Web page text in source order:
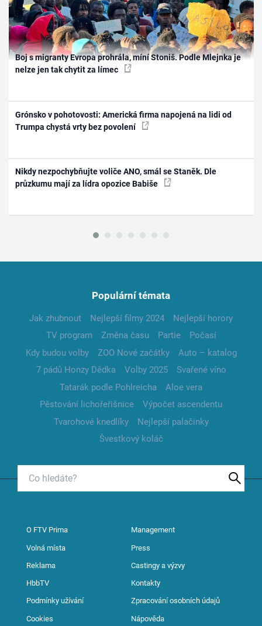
Boj s migranty Evropa prohrála, míní Stoniš. Podle Mlejnka je
nelze jen tak chytit za límec
Grónsko v pohotovosti: Americká firma napojená na lidi od
Trumpa chystá vrty bez povolení
Nikdy nezpochybňujte voliče ANO, smál se Staněk. Dle
průzkumu mají za lídra opozice Babiše
Populární témata
Jak zhubnout Nejlepší filmy 2024
Nejlepší horory
TV program
Změna času Partie
Počasí
Kdy budou volby
ZOO Nové začátky
Auto – katalog
7 pádů Honzy Dědka
Volby 2025
Svařené víno
Tatarák podle Pohlreicha
Aloe vera
Pěstování lichořeřišnice
Výpočet ascendentu
Tvarohové knedlíky
Nejlepší palačinky
Švestkový koláč
O FTV Prima Management
Volná místa Press
Reklama Castingy a výzvy
HbbTV Kontakty
Podmínky užívání Zpracování osobních údajů
Cookies Nápověda